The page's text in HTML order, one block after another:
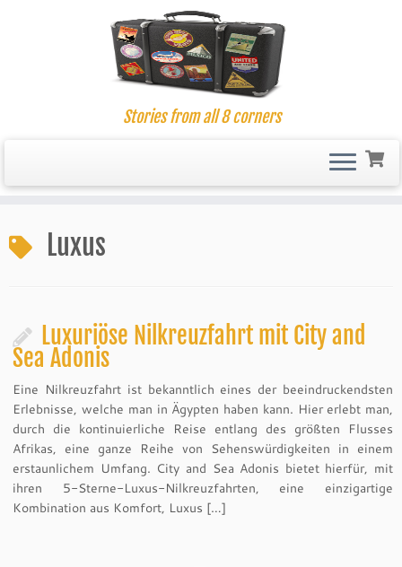
to
content
Stories from all 8 corners
Luxus
Luxuriöse Nilkreuzfahrt mit City and
Sea Adonis
Eine Nilkreuzfahrt ist bekanntlich eines der beeindruckendsten
Erlebnisse, welche man in Ägypten haben kann. Hier erlebt man,
durch die kontinuierliche Reise entlang des größten Flusses
Afrikas, eine ganze Reihe von Sehenswürdigkeiten in einem
erstaunlichem Umfang. City and Sea Adonis bietet hierfür, mit
ihren 5-Sterne-Luxus-Nilkreuzfahrten, eine einzigartige
Kombination aus Komfort, Luxus […]